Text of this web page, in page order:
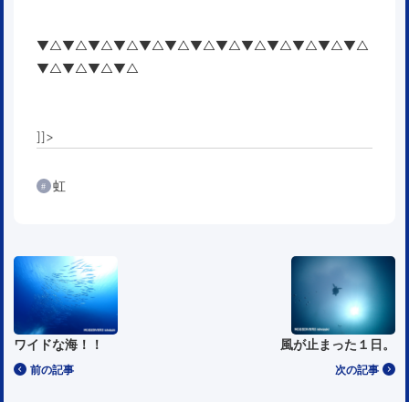
▼△▼△▼△▼△▼△▼△▼△▼△▼△▼△▼△▼△▼△
▼△▼△▼△▼△
]]>
虹
前の記事
ワイドな海！！
次の記事
風が止まった１日。